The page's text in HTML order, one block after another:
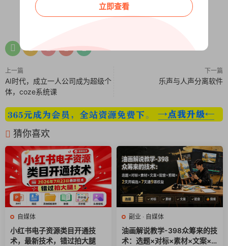
0 0
上一篇
AI时代，成立一人公司成为超级个
体，coze系统课
下一篇
乐声与人声分离软件
猜你喜欢
自媒体
小红书电子资源类目开通技
术，最新技术，错过拍大腿
副业 · 自媒体
油画解说教学-398众筹来的技
术：选题×对标×素材×文案×
立即查看